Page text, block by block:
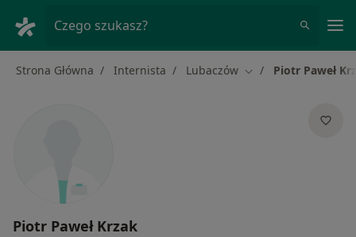
Czego szukasz?
Strona Główna Internista Lubaczów Zmień miasto
Piotr Paweł
Piotr Paweł Krzak